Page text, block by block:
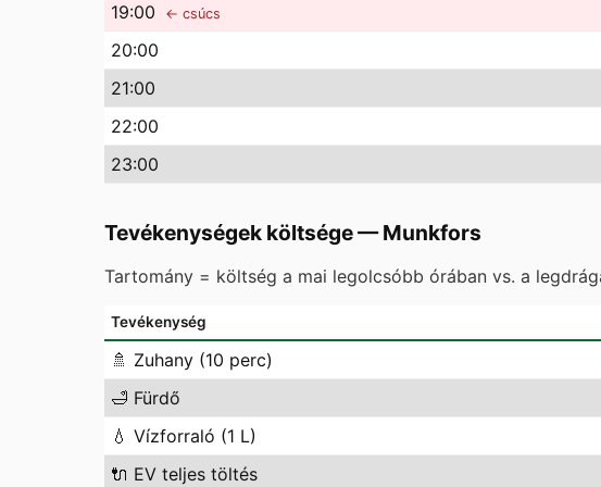
19:00 ← csúcs
20:00
21:00
22:00
23:00
Tevékenységek költsége—Munkfors
Tartomány = költség a mai legolcsóbb órában vs. a
Tevékenység
🚿 Zuhany (10 perc)
🛁 Fürdő
💧 Vízforraló (1 L)
🔌 EV teljes töltés